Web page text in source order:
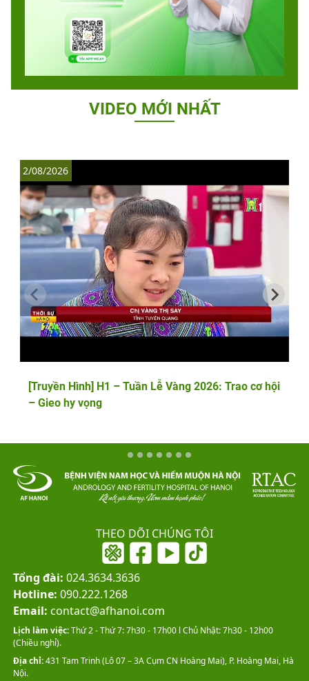
VIDEO MỚI NHẤT
[Truyền Hình] H1 – Tuần Lễ Vàng 2026: Trao cơ hội
– Gieo hy vọng
2/08/2026
THEO DÕI CHÚNG TÔI
Tổng đài: 024.3634.3636
Hotline: 090.222.1268
Email: contact@afhanoi.com
Lịch làm việc:Thứ 2 - Thứ 7: 7h30 - 17h00 l Chủ Nhật: 7h30 - 12h00
(Chiều nghỉ).
Địa chỉ:431 Tam Trinh (Lô 07 – 3A Cụm CN Hoàng Mai), P. Hoàng Mai, Hà
Nội.